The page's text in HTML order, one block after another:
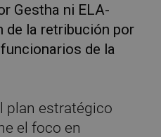
Gestha ni ELA-
de la retribución por
de la
plan estratégico
el foco en